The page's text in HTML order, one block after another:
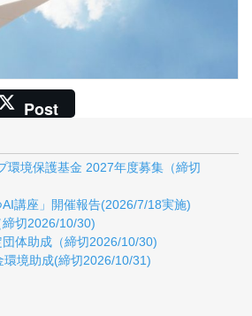
Post
環境保護基金 2027年度募集（締切
AI講座」開催報告(2026/7/18実施)
切2026/10/30)
体助成（締切2026/10/30)
環境助成(締切2026/10/31)